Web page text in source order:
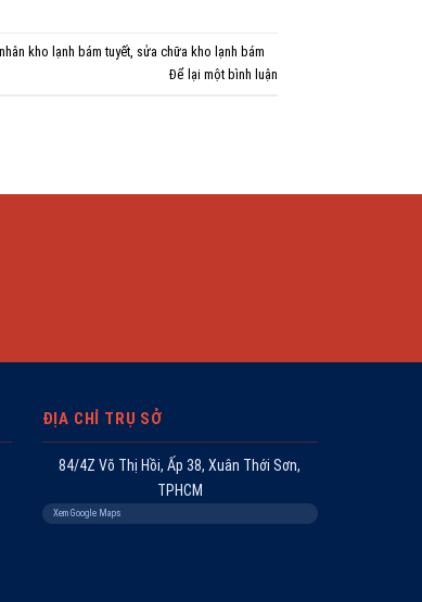
kho lạnh bám tuyết, sửa chữa kho lạnh bám
Để lại một bình luận
ĐỊA CHỈ TRỤ SỞ
84/4Z Võ Thị Hồi, Ấp 38, Xuân Thới Sơn,
TPHCM
Xem Google Maps